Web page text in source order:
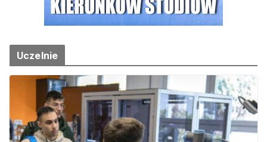
Uczelnie